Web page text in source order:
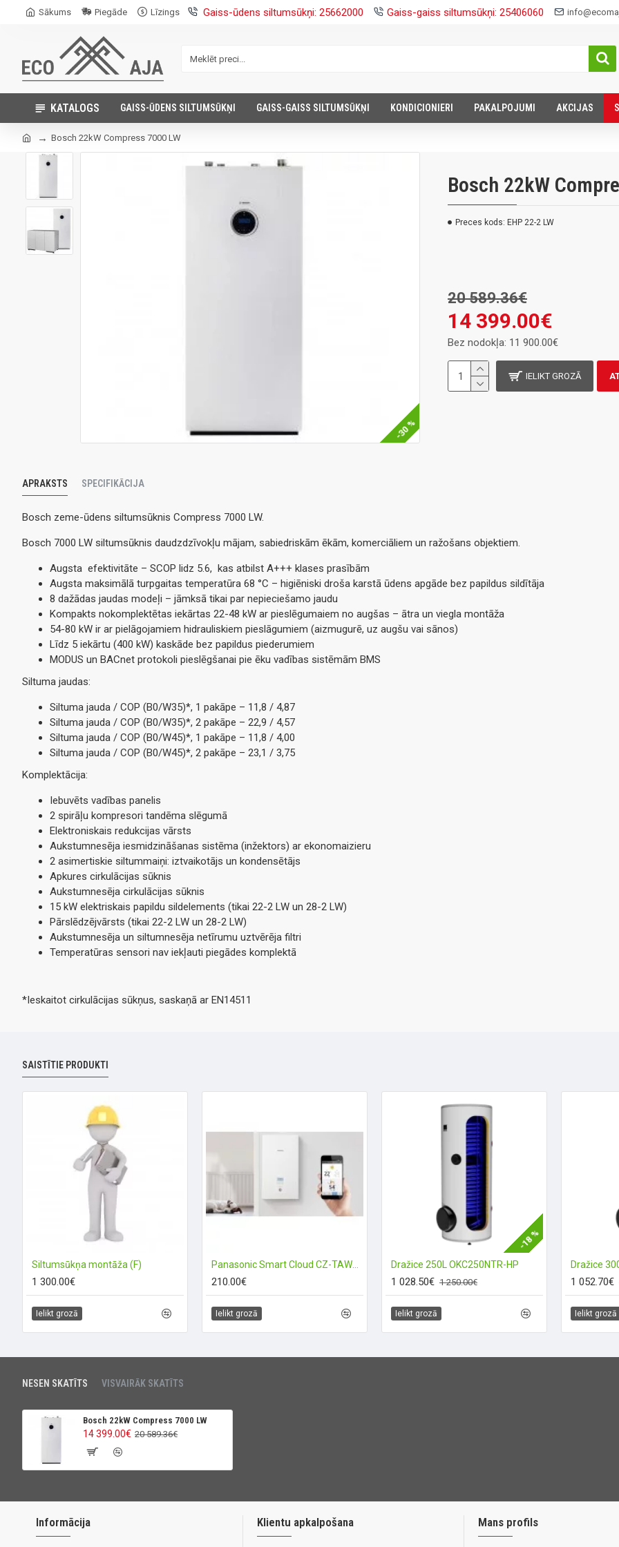
Sākums Piegāde Līzings Gaiss-ūdens siltumsūkņi: 25662000 Gaiss-gaiss siltumsūkņi: 25406060
KATALOGS GAISS-ŪDENS SILTUMSŪKŅI GAISS-GAISS SILTUMSŪKŅI KONDICIONIERI PAKALPOJUMI AKCIJAS
Bosch 22kW Compress 7000 LW
-30 %
Bosch 22kW
Preces kods: EHP 22-2 LW
14 399.00€
20 589.36€
Bez nodokļa: 11 900.00€
IELIKT GROZĀ
APRAKSTS SPECIFIKĀCIJA
Bosch zeme-ūdens siltumsūknis Compress 7000 LW.
Bosch 7000 LW siltumsūknis daudzdzīvokļu mājam, sabiedriskām ēkām, komerciāliem un ražošans objektiem.
Augsta efektivitāte – SCOP lidz 5.6, kas atbilst A+++ klases prasībām
Augsta maksimālā turpgaitas temperatūra 68 °C – higiēniski droša karstā ūdens apgāde bez papildus sildītāja
8 dažādas jaudas modeļi – jāmksā tikai par nepieciešamo jaudu
Kompakts nokomplektētas iekārtas 22-48 kW ar pieslēgumaiem no augšas – ātra un viegla montāža
54-80 kW ir ar pielāgojamiem hidrauliskiem pieslāgumiem (aizmugurē, uz augšu vai sānos)
Līdz 5 iekārtu (400 kW) kaskāde bez papildus piederumiem
MODUS un BACnet protokoli pieslēgšanai pie ēku vadības sistēmām BMS
Siltuma jaudas:
Siltuma jauda / COP (B0/W35)*, 1 pakāpe – 11,8 / 4,87
Siltuma jauda / COP (B0/W35)*, 2 pakāpe – 22,9 / 4,57
Siltuma jauda / COP (B0/W45)*, 1 pakāpe – 11,8 / 4,00
Siltuma jauda / COP (B0/W45)*, 2 pakāpe – 23,1 / 3,75
Komplektācija:
Iebuvēts vadības panelis
2 spirāļu kompresori tandēma slēgumā
Elektroniskais redukcijas vārsts
Aukstumnesēja iesmidzināšanas sistēma (inžektors) ar ekonomaizieru
2 asimertiskie siltummaiņi: iztvaikotājs un kondensētājs
Apkures cirkulācijas sūknis
Aukstumnesēja cirkulācijas sūknis
15 kW elektriskais papildu sildelements (tikai 22-2 LW un 28-2 LW)
Pārslēdzējvārsts (tikai 22-2 LW un 28-2 LW)
Aukstumnesēja un siltumnesēja netīrumu uztvērēja filtri
Temperatūras sensori nav iekļauti piegādes komplektā
*Ieskaitot cirkulācijas sūkņus, saskaņā ar EN14511
SAISTĪTIE PRODUKTI
Siltumsūkņa montāža (F)
1 300.00€
Ielikt grozā
210.00€
Ielikt grozā
-18 %
Dražice 250L OKC250NTR-HP
1 028.50€ 1 250.00€
Ielikt grozā
Dražice
1 052.70€
Ielikt grozā
NESEN SKATĪTS VISVAIRĀK SKATĪTS
Bosch 22kW Compress 7000 LW
14 399.00€ 20 589.36€
Informācija Klientu apkalpošana Mans profils